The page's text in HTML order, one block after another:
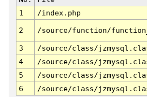
1
/index.php
2 /source/function/
3 /source/class/
4
/source/class/
5
/source/class/
6
/source/class/